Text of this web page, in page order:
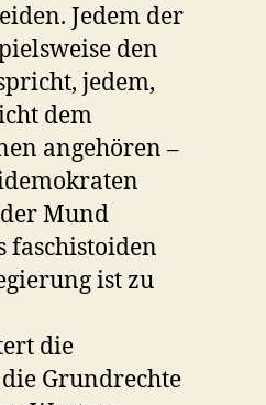
Jedem der
den
jedem,
dem
angehören –
Mund
faschistoiden
ist zu
die
Grundrechte